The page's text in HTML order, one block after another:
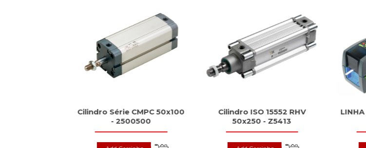
Cilindro Série CMPC 50x100
- 2500500
Cilindro ISO 15552 RHV
50x250 - Z5413